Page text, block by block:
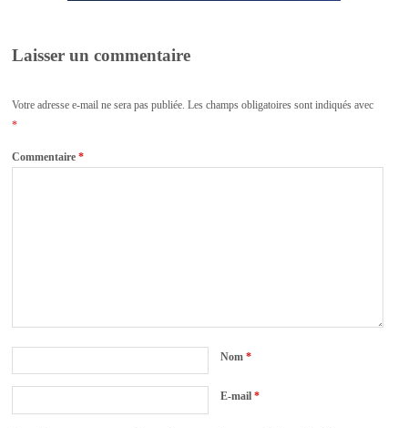
Laisser un commentaire
Votre adresse e-mail ne sera pas publiée. Les champs obligatoires sont indiqués avec
*
Commentaire*
Nom*
E-mail*